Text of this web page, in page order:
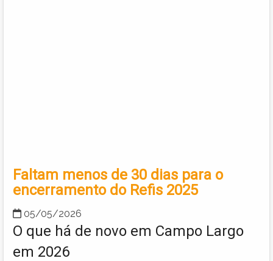
Faltam menos de 30 dias para o
encerramento do Refis 2025
05/05/2026
O que há de novo em Campo Largo
em 2026